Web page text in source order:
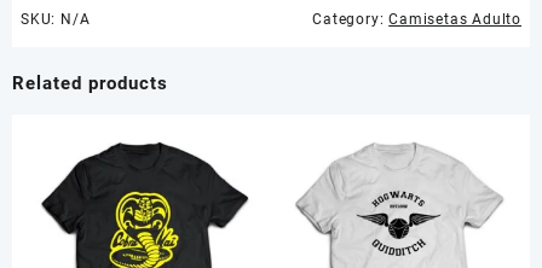
SKU: N/A Category:Camisetas Adulto
Related products